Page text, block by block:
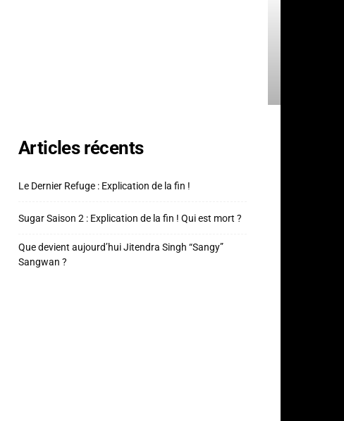
Articles récents
Le Dernier Refuge : Explication de la fin !
Sugar Saison 2 : Explication de la fin ! Qui est mort ?
Que devient aujourd’hui Jitendra Singh “Sangy”
Sangwan ?